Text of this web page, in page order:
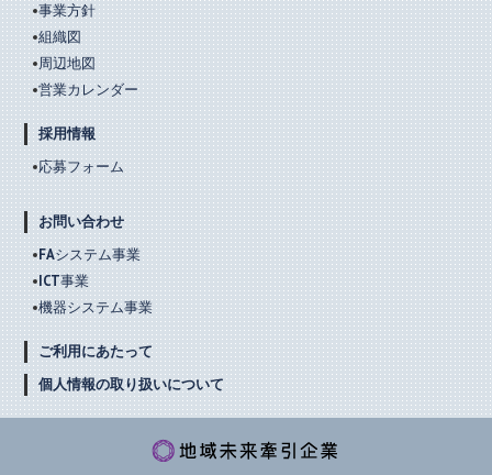
事業方針
組織図
周辺地図
営業カレンダー
採用情報
応募フォーム
お問い合わせ
FAシステム事業
ICT事業
機器システム事業
ご利用にあたって
個人情報の取り扱いについて